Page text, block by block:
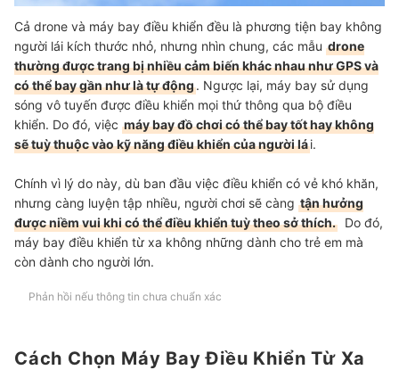
Cả drone và máy bay điều khiển đều là phương tiện bay không
người lái kích thước nhỏ, nhưng nhìn chung, các mẫu drone
thường được trang bị nhiều cảm biến khác nhau như GPS và
có thể bay gần như là tự động. Ngược lại, máy bay sử dụng
sóng vô tuyến được điều khiển mọi thứ thông qua bộ điều
khiển. Do đó, việc máy bay đồ chơi có thể bay tốt hay không
sẽ tuỳ thuộc vào kỹ năng điều khiển của người lái.
Chính vì lý do này, dù ban đầu việc điều khiển có vẻ khó khăn,
nhưng càng luyện tập nhiều, người chơi sẽ càng tận hưởng
được niềm vui khi có thể điều khiển tuỳ theo sở thích.
Do đó,
máy bay điều khiển từ xa không những dành cho trẻ em mà
còn dành cho người lớn.
Phản hồi nếu thông tin chưa chuẩn xác
Cách Chọn Máy Bay Điều Khiển Từ Xa